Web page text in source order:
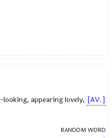
-looking, appearing lovely, [AV.]
RANDOM WORD